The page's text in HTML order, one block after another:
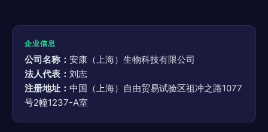
企业信息
公司名称： 安康（上海）生物科技有限公司
法人代表： 刘志
注册地址： 中国（上海）自由贸易试验区祖冲之路1077
号2幢1237-A室